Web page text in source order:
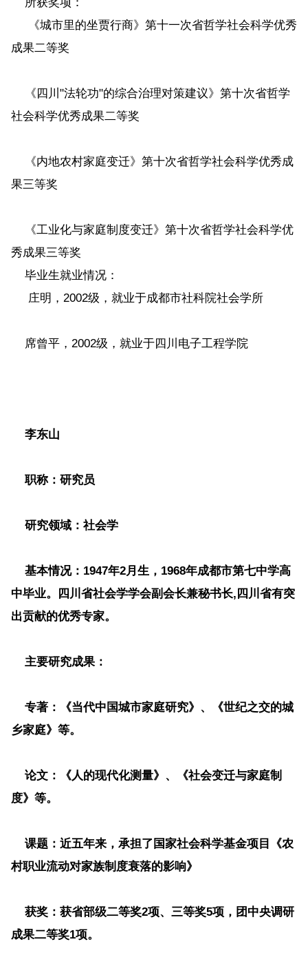
《城市里的坐贾行商》第十一次省哲学社会科学优秀
成果二等奖
《四川"法轮功"的综合治理对策建议》第十次省哲学
社会科学优秀成果二等奖
《内地农村家庭变迁》第十次省哲学社会科学优秀成
果三等奖
《工业化与家庭制度变迁》第十次省哲学社会科学优
秀成果三等奖
毕业生就业情况：
庄明，2002级，就业于成都市社科院社会学所
席曾平，2002级，就业于四川电子工程学院
李东山
职称：研究员
研究领域：社会学
基本情况：1947年2月生，1968年成都市第七中学高
中毕业。四川省社会学学会副会长兼秘书长,四川省有突
出贡献的优秀专家。
主要研究成果：
专著：《当代中国城市家庭研究》、《世纪之交的城
乡家庭》等。
论文：
《人的现代化测量》、《社会变迁与家庭制
度》等。
课题： 近五年来，承担了国家社会科学基金项目《农
村职业流动对家族制度衰落的影响》
获奖： 获省部级二等奖2项、三等奖5项，团中央调研
成果二等奖1项。